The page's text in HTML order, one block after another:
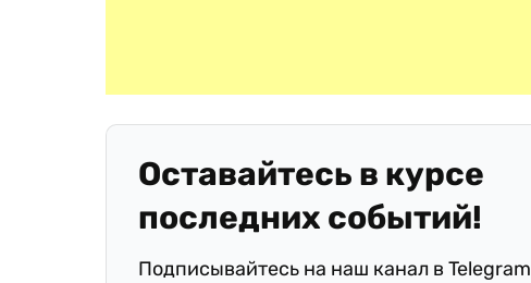
Оставайтесь в курсе
последних событий!
Подписывайтесь на наш канал в Telegram